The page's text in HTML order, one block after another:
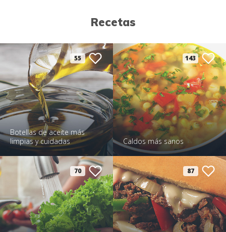
Recetas
55
Botellas de aceite más
limpias y cuidadas
143
Caldos más sanos
70 87